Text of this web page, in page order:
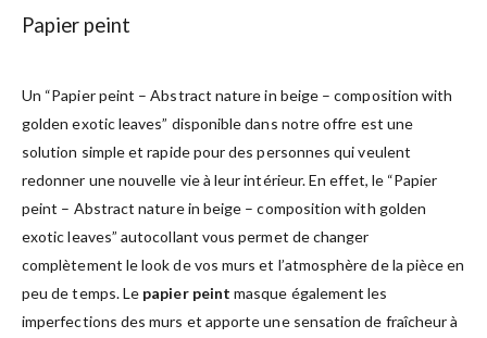
Papier peint
Un “Papier peint – Abstract nature in beige – composition with
golden exotic leaves” disponible dans notre offre est une
solution simple et rapide pour des personnes qui veulent
redonner une nouvelle vie à leur intérieur. En effet, le “Papier
peint – Abstract nature in beige – composition with golden
exotic leaves” autocollant vous permet de changer
complètement le look de vos murs et l’atmosphère de la pièce en
peu de temps. Le papier peint masque également les
imperfections des murs et apporte une sensation de fraîcheur à